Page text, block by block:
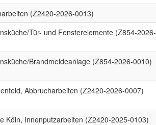
(Z2420-2026-0013)
Tür- und Fensterelemente (Z854-2026-
Brandmeldeanlage (Z854-2026-0010)
Abbrucharbeiten (Z2420-2026-0007)
Köln, Innenputzarbeiten (Z2420-2025-0103)